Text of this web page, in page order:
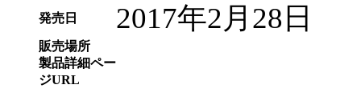
発売日 2017年2月28日
販売場所
製品詳細ペー
ジURL